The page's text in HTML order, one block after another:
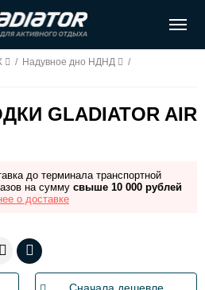
/ Надувное дно НДНД
/
GLADIATOR AIR
до терминала транспортной
на сумму свыше 10 000 рублей
о доставке